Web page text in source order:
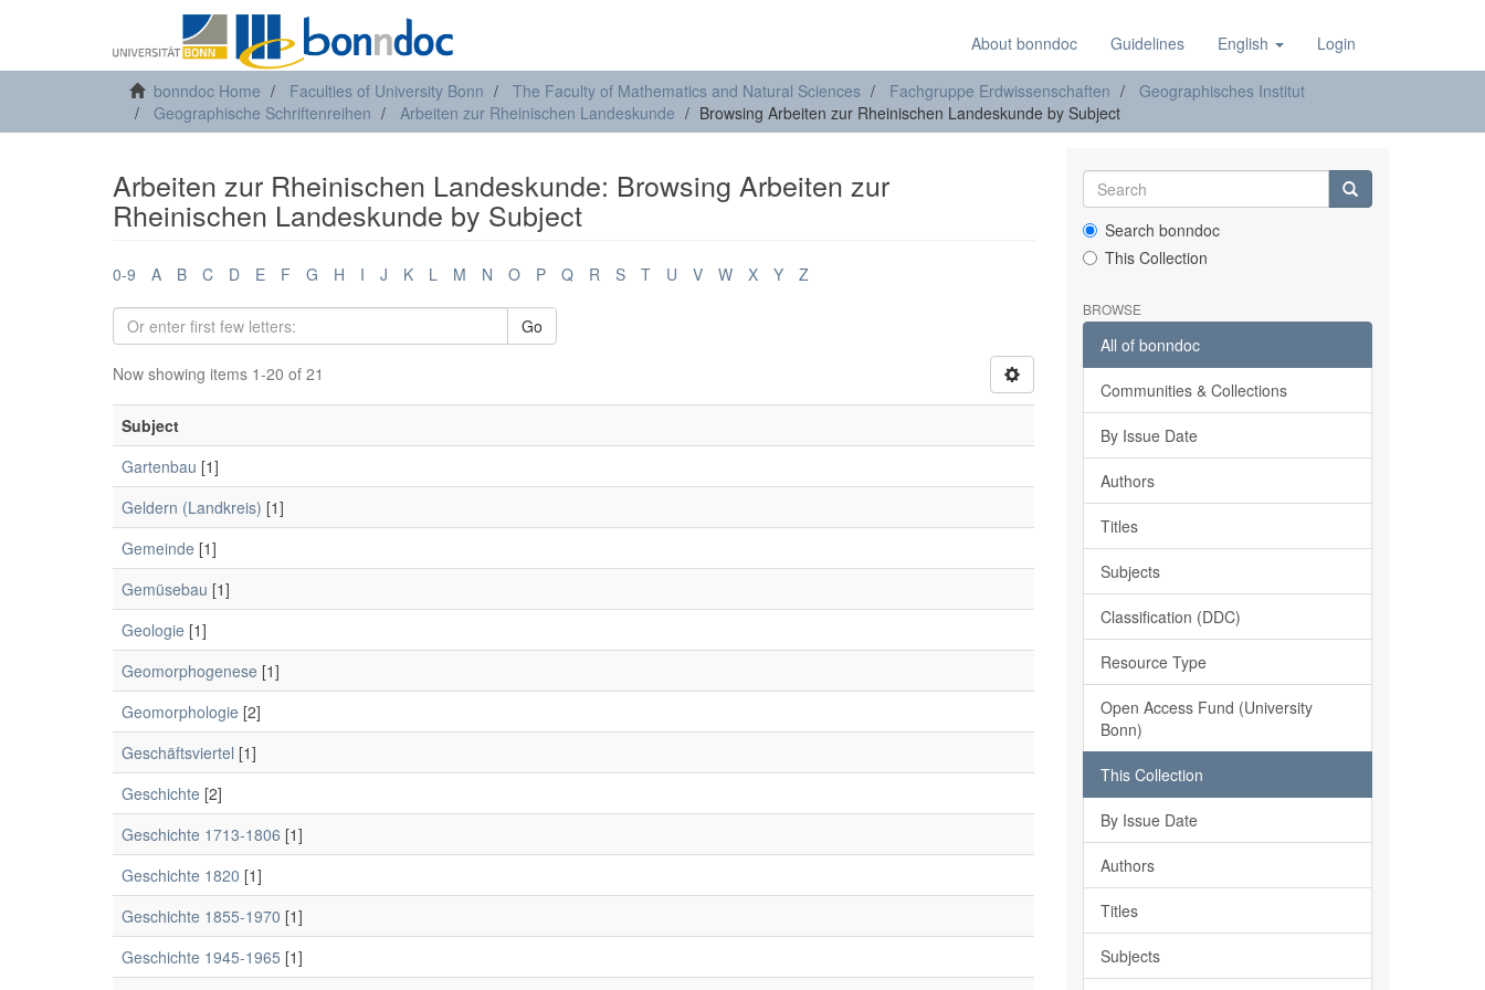
About bonndoc Guidelines English Login
bonndoc Home Faculties of University Bonn The Faculty of Mathematics and Natural Sciences Fachgruppe Erdwissenschaften
Geographisches Institut
Geographische Schriftenreihen
Arbeiten zur Rheinischen Landeskunde Browsing Arbeiten zur Rheinischen Landeskunde by Subject
Arbeiten zur Rheinischen Landeskunde: Browsing Arbeiten zur
Rheinischen Landeskunde by Subject
0-9 A B C D E F G H I J K L M N O P Q R S T U V W X Y Z
Go
Now showing items 1-20 of 21
Subject
Gartenbau [1]
Geldern (Landkreis) [1]
Gemeinde [1]
Gemüsebau [1]
Geologie [1]
Geomorphogenese [1]
Geomorphologie [2]
Geschäftsviertel [1]
Geschichte [2]
Geschichte 1713-1806 [1]
Geschichte 1820 [1]
Geschichte 1855-1970 [1]
Geschichte 1945-1965 [1]
Search bonndoc
This Collection
BROWSE
All of bonndoc
Communities & Collections
By Issue Date
Authors
Titles
Subjects
Classification (DDC)
Resource Type
Open Access Fund (University
Bonn)
This Collection
By Issue Date
Authors
Titles
Subjects